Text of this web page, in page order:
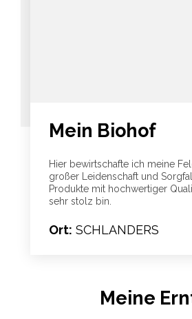
Mein Biohof
Hier bewirtschafte ich meine
großer Leidenschaft und
Produkte mit hochwertiger
sehr stolz bin.
Ort: SCHLANDERS
Meine